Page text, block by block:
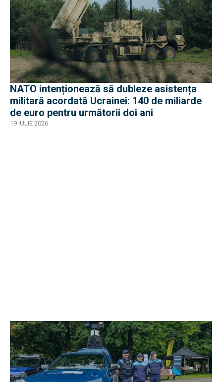
NATO intenționează să dubleze asistența
militară acordată Ucrainei: 140 de miliarde
de euro pentru următorii doi ani
19 IULIE 2026